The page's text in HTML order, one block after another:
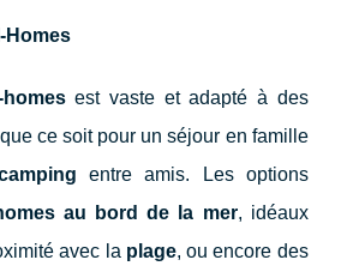
Homes
est vaste et adapté à des
ce soit pour un séjour en famille
entre amis. Les options
au bord de la mer, idéaux
avec la plage, ou encore des